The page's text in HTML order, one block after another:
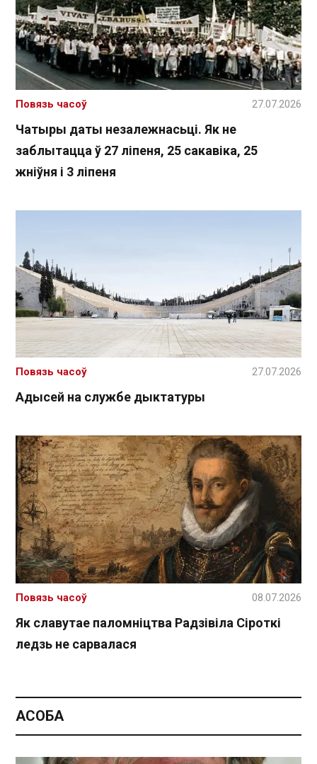
Чатыры даты незалежнасьці. Як не
заблытацца ў 27 ліпеня, 25 сакавіка, 25
жніўня і 3 ліпеня
Повязь часоў 27.07.2026
Адысей на службе дыктатуры
Повязь часоў 27.07.2026
Як славутае паломніцтва Радзівіла Сіроткі
ледзь не сарвалася
Повязь часоў 08.07.2026
АСОБА